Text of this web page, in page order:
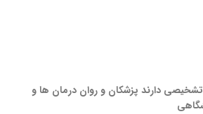
تشخیصی دارند پزشکان و روان درمان ها و